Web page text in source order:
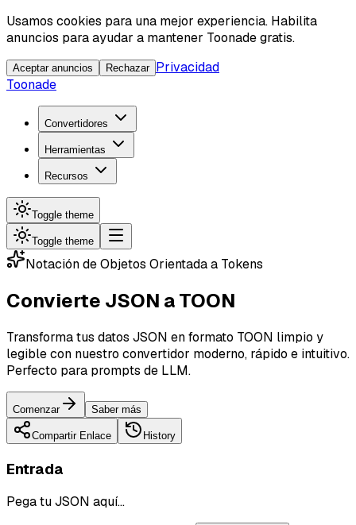
Usamos cookies para una mejor experiencia. Habilita
anuncios para ayudar a mantener Toonade gratis.
Aceptar anuncios Rechazar Privacidad
Toonade
Convertidores
Herramientas
Recursos
Toggle theme
Toggle theme
Notación de Objetos Orientada a Tokens
Convierte JSON aTOON
Transforma tus datos JSON en formato TOON limpio y
legible con nuestro convertidor moderno, rápido e intuitivo.
Perfecto para prompts de LLM.
Comenzar Saber más
Compartir Enlace History
Entrada
Pega tu JSON aquí...